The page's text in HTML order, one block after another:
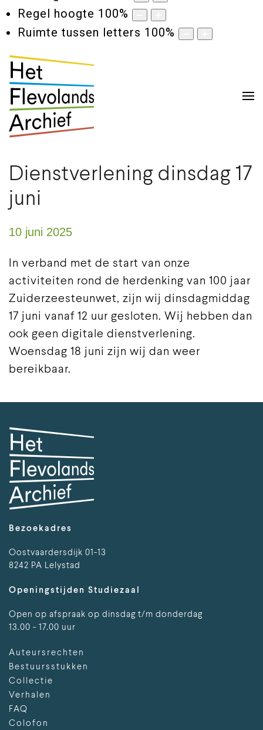
Regel hoogte 100%
Ruimte tussen letters 100%
Dienstverlening dinsdag 17
juni
10 juni 2025
In verband met de start van onze
activiteiten rond de herdenking van 100 jaar
Zuiderzeesteunwet, zijn wij dinsdagmiddag
17 juni vanaf 12 uur gesloten. Wij hebben dan
ook geen digitale dienstverlening.
Woensdag 18 juni zijn wij dan weer
bereikbaar.
Bezoekadres
Oostvaardersdijk 01-13
8242 PA Lelystad
Openingstijden Studiezaal
Open op afspraak op dinsdag t/m donderdag
13.00 - 17.00 uur
Auteursrechten
Bestuursstukken
Collectie
Verhalen
FAQ
Colofon